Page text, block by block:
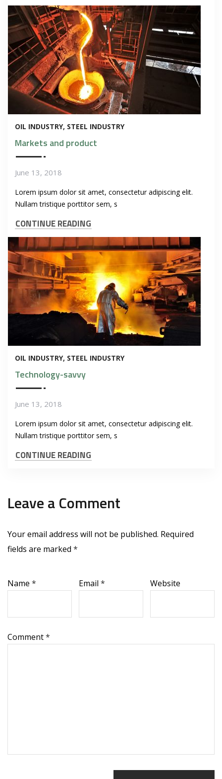
OIL INDUSTRY STEEL INDUSTRY
Markets and product
June 13, 2018
Lorem ipsum dolor sit amet, consectetur adipiscing elit.
Nullam tristique porttitor sem, s
CONTINUE READING
OIL INDUSTRY STEEL INDUSTRY
Technology-savvy
June 13, 2018
Lorem ipsum dolor sit amet, consectetur adipiscing elit.
Nullam tristique porttitor sem, s
CONTINUE READING
Leave a Comment
Your email address will not be published. Required
fields are marked *
Name * Email* Website
Comment*